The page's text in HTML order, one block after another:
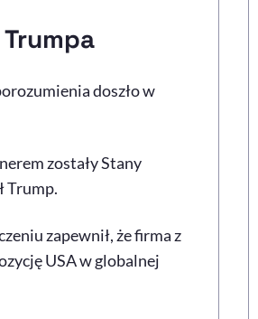
doszło w
zostały Stany
Trump.
zapewnił, że firma z
USA w globalnej